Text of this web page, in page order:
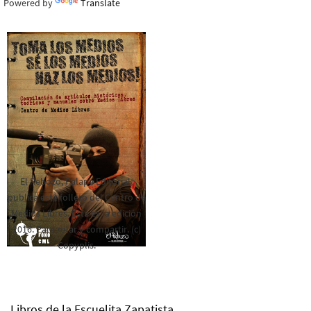
Powered by Translate
El Rebozo, Palapa Editorial,
publica este folleto del Centro de
Medios Libres. Esta es la edición
2016. Para rolar y compartir. (c)
Copyplis.